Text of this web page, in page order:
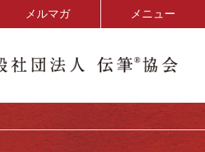
メルマガ メニュー